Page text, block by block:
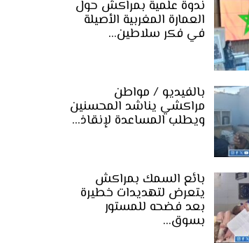
ندوة علمية بمراكش حول
العمارة المغربية الأصيلة
في فكر سلاطين…
بالفيديو / مواطن
مراكشي يناشد المحسنين
ويطلب المساعدة لإنقاذ…
بائع السمك بمراكش
يتعرض لتهديدات خطيرة
بعد فضحه للمستور
بسوق…